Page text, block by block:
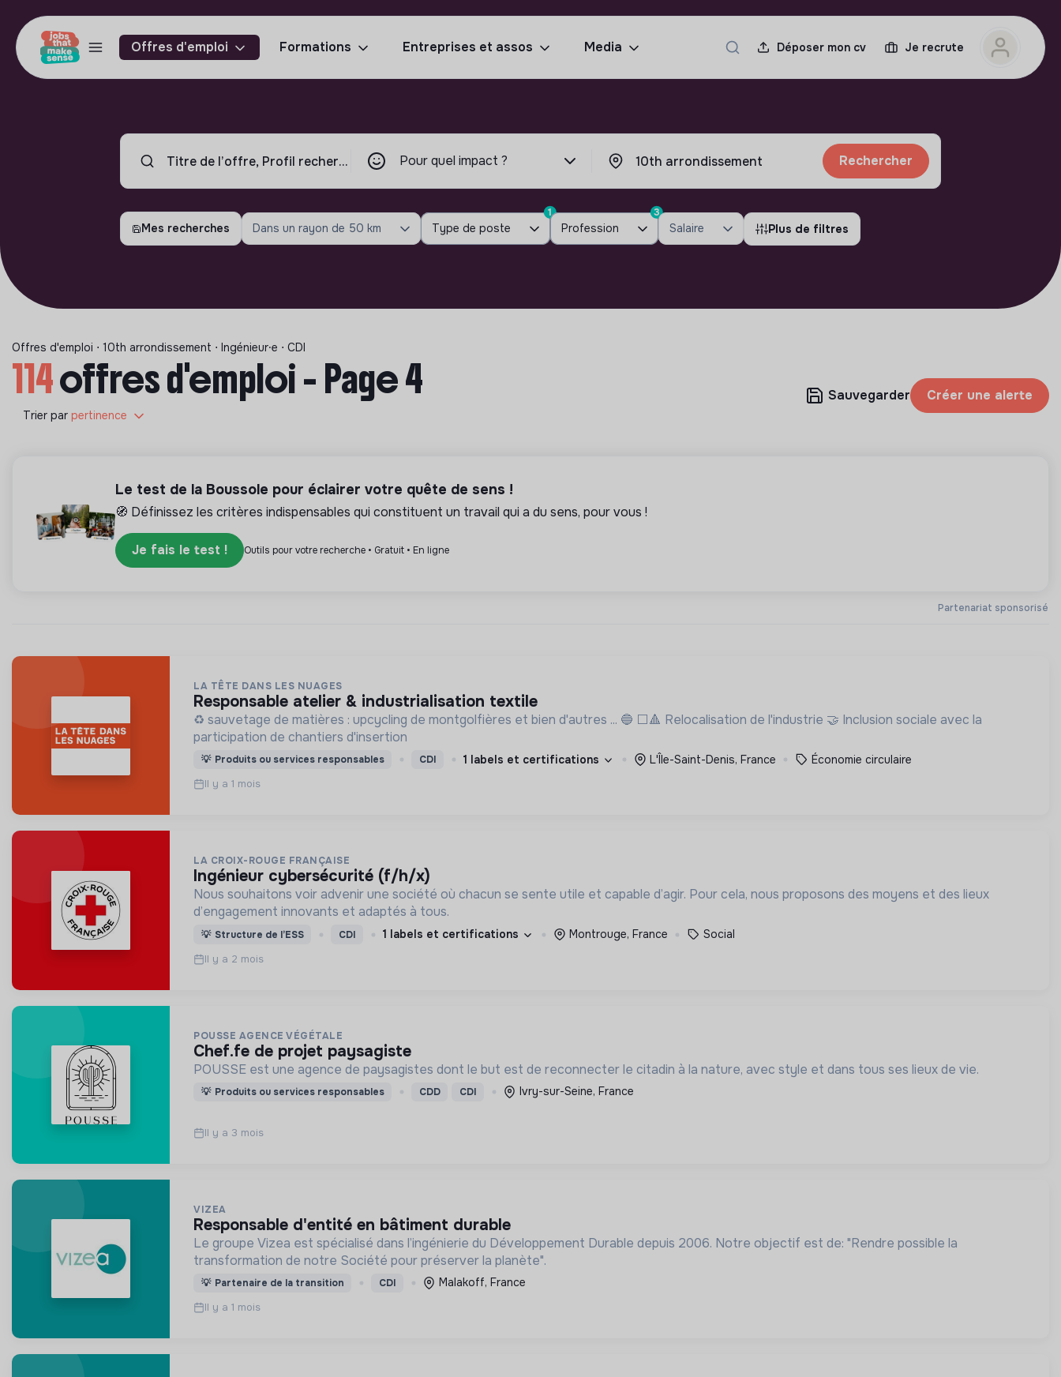
Offres d'emploi Formations Entreprises et assos Media Déposer mon cv Je recrute
Pour quel impact ? Rechercher
Mes recherches Dans un rayon de 50 km Type de poste
1
Profession
3
Salaire Plus de filtres
Offres d'emploi ⋅ 10th arrondissement ⋅ Ingénieur⸱e ⋅ CDI
114offres d'emploi - Page 4
Trier par pertinence
Sauvegarder Créer une alerte
Partenariat sponsorisé
Le test de la Boussole pour éclairer votre quête de sens !
🧭 Définissez les critères indispensables qui constituent un travail qui a du sens, pour vous !
Je fais le test ! Outils pour votre recherche • Gratuit • En ligne
LA TÊTE DANS LES NUAGES
responsable atelier & industrialisation textile
♻️ sauvetage de matières : upcycling de montgolfières et bien d'autres ... 🔵 ⬜🔺 Relocalisation de l'industrie 🤝 Inclusion sociale avec la
participation de chantiers d'insertion
💡 Produits ou services responsables CDI 1 labels et certifications L'Île-Saint-Denis, France Économie circulaire
Il y a 1 mois
LA CROIX-ROUGE FRANÇAISE
ingénieur cybersécurité (f/h/x)
Nous souhaitons voir advenir une société où chacun se sente utile et capable d’agir. Pour cela, nous proposons des moyens et des lieux
d’engagement innovants et adaptés à tous.
💡 Structure de l’ESS CDI 1 labels et certifications Montrouge, France Social
Il y a 2 mois
POUSSE AGENCE VÉGÉTALE
chef.fe de projet paysagiste
POUSSE est une agence de paysagistes dont le but est de reconnecter le citadin à la nature, avec style et dans tous ses lieux de vie.
💡 Produits ou services responsables CDD CDI Ivry-sur-Seine, France
Il y a 3 mois
VIZEA
responsable d'entité en bâtiment durable
Le groupe Vizea est spécialisé dans l’ingénierie du Développement Durable depuis 2006. Notre objectif est de: "Rendre possible la
transformation de notre Société pour préserver la planète".
💡 Partenaire de la transition CDI Malakoff, France
Il y a 1 mois